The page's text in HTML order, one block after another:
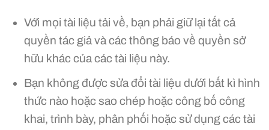
Với mọi tài liệu tải về, bạn phải giữ lại tất cả
quyền tác giả và các thông báo về quyền sở
hữu khác của các tài liệu này.
Bạn không được sửa đổi tài liệu dưới bất kì hình
thức nào hoặc sao chép hoặc công bố công
khai, trình bày, phân phối hoặc sử dụng các tài